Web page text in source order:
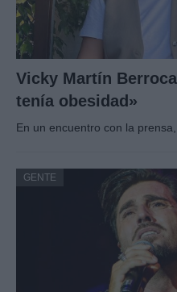
Vicky Martín
tenía obesidad»
En un encuentro con la
GENTE